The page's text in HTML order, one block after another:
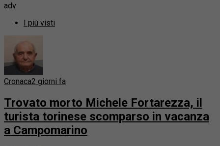
adv
I più visti
Cronaca2 giorni fa
Trovato morto Michele Fortarezza, il
turista torinese scomparso in vacanza
a Campomarino